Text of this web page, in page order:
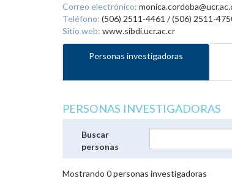
Correo electrónico:
Teléfono: (506) 2511-4461 / (506) 2511-
Sitio web: www.sibdi.ucr.ac.cr
Personas investigadoras
PERSONAS INVESTIGADORAS
Buscar
personas
Mostrando 0personas investigadoras